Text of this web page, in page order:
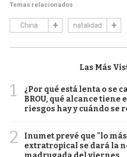
Temas relacionados
China natalidad
Las Más
1
¿Por qué está lenta o se
BROU, qué alcance tiene
riesgos hay y cuándo se
2
Inumet prevé que "lo
extratropical se dará la